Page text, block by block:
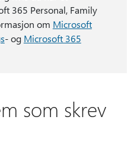
365 Personal, Family
om Microsoft
- og Microsoft 365
som skrev